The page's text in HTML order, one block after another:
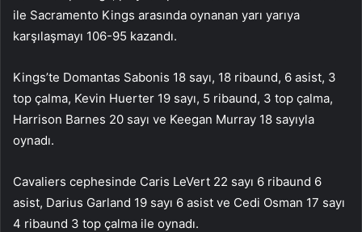
ile Sacramento Kings arasında oynanan yarı yarıya
karşılaşmayı 106-95 kazandı.
Kings’te Domantas Sabonis 18 sayı, 18 ribaund, 6 asist, 3
top çalma, Kevin Huerter 19 sayı, 5 ribaund, 3 top çalma,
Harrison Barnes 20 sayı ve Keegan Murray 18 sayıyla
oynadı.
Cavaliers cephesinde Caris LeVert 22 sayı 6 ribaund 6
asist, Darius Garland 19 sayı 6 asist ve Cedi Osman 17 sayı
4 ribaund 3 top çalma ile oynadı.